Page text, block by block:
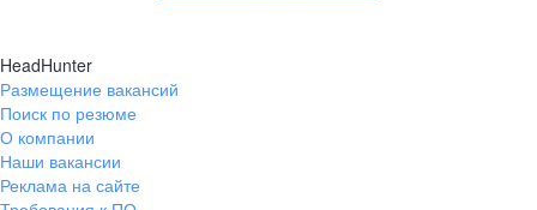
HeadHunter
Размещение вакансий
Поиск по резюме
О компании
Наши вакансии
Реклама на сайте